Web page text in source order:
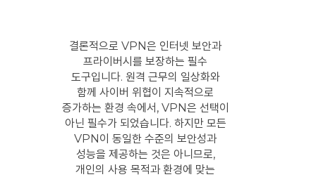
결론적으로 VPN은 인터넷 보안과
프라이버시를 보장하는 필수
도구입니다. 원격 근무의 일상화와
함께 사이버 위협이 지속적으로
증가하는 환경 속에서, VPN은 선택이
아닌 필수가 되었습니다. 하지만 모든
VPN이 동일한 수준의 보안성과
성능을 제공하는 것은 아니므로,
개인의 사용 목적과 환경에 맞는